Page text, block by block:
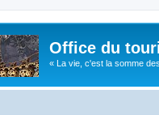
Office du
« La vie, c'est la somme